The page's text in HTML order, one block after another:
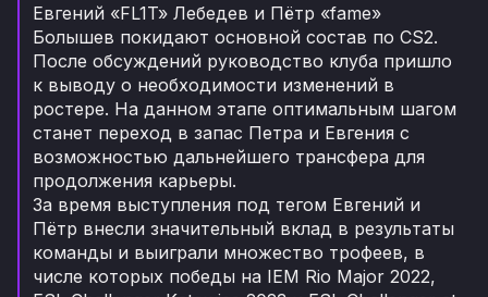
Евгений «FL1T» Лебедев и Пётр «fame»
Болышев покидают основной состав по CS2.
После обсуждений руководство клуба пришло
к выводу о необходимости изменений в
ростере. На данном этапе оптимальным шагом
станет переход в запас Петра и Евгения с
возможностью дальнейшего трансфера для
продолжения карьеры.
За время выступления под тегом Евгений и
Пётр внесли значительный вклад в результаты
команды и выиграли множество трофеев, в
числе которых победы на IEM Rio Major 2022,